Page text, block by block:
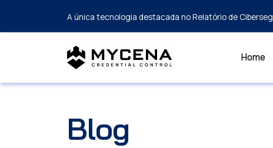
A única tecnologia destacada no Relatório de
Home
Blog